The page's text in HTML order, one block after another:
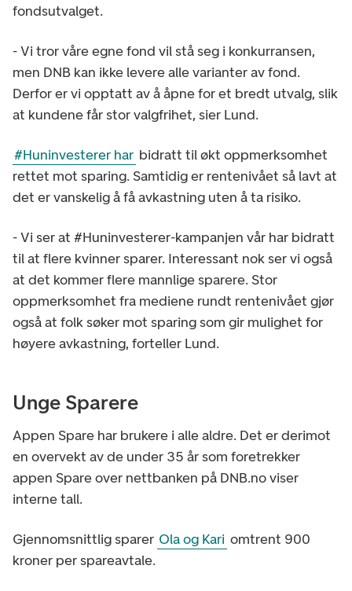
fondsutvalget.
- Vi tror våre egne fond vil stå seg i konkurransen,
men DNB kan ikke levere alle varianter av fond.
Derfor er vi opptatt av å åpne for et bredt utvalg, slik
at kundene får stor valgfrihet, sier Lund.
#Huninvesterer har bidratt til økt oppmerksomhet
rettet mot sparing. Samtidig er rentenivået så lavt at
det er vanskelig å få avkastning uten å ta risiko.
- Vi ser at #Huninvesterer-kampanjen vår har bidratt
til at flere kvinner sparer. Interessant nok ser vi også
at det kommer flere mannlige sparere. Stor
oppmerksomhet fra mediene rundt rentenivået gjør
også at folk søker mot sparing som gir mulighet for
høyere avkastning, forteller Lund.
Unge Sparere
Appen Spare har brukere i alle aldre. Det er derimot
en overvekt av de under 35 år som foretrekker
appen Spare over nettbanken på DNB.no viser
interne tall.
Gjennomsnittlig sparer Ola og Kari omtrent 900
kroner per spareavtale.